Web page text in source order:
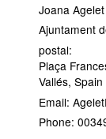
Joana
Ajuntament
postal:
Plaça
Vallés, Spain
Email:
Phone: